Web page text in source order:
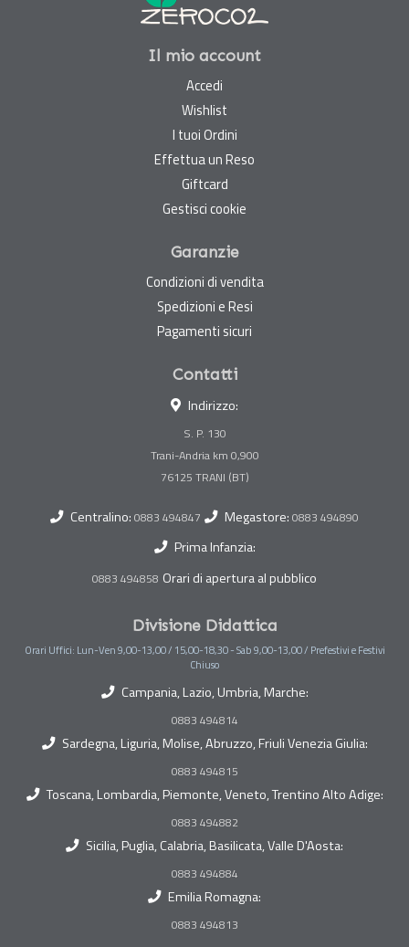
Il mio account
Accedi
Wishlist
I tuoi Ordini
Effettua un Reso
Giftcard
Gestisci cookie
Garanzie
Condizioni di vendita
Spedizioni e Resi
Pagamenti sicuri
Contatti
Indirizzo:
S. P. 130
Trani-Andria km 0,900
Centralino: 0883 494847 Megastore: 0883 494890
Prima Infanzia:
0883 494858 Orari di apertura al pubblico
Divisione Didattica
Orari Uffici: Lun-Ven 9,00-13,00 / 15,00-18,30 - Sab 9,00-13,00 / Prefestivi e Festivi
Chiuso
Campania, Lazio, Umbria, Marche:
0883 494814
Sardegna, Liguria, Molise, Abruzzo, Friuli Venezia Giulia:
0883 494815
Toscana, Lombardia, Piemonte, Veneto, Trentino Alto Adige:
0883 494882
Sicilia, Puglia, Calabria, Basilicata, Valle D'Aosta:
0883 494884
Emilia Romagna:
0883 494813